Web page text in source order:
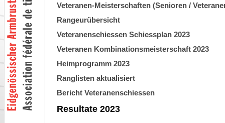
Veteranen-Meisterschaften (Senioren /
Rangeurübersicht
Veteranenschiessen Schiessplan 2023
Veteranen Kombinationsmeisterschaft 2023
Heimprogramm 2023
Ranglisten aktualisiert
Bericht Veteranenschiessen
Resultate 2023